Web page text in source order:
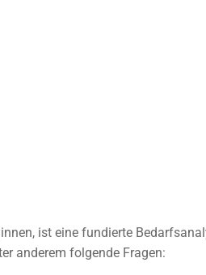
ist eine fundierte
anderem folgende Fragen: